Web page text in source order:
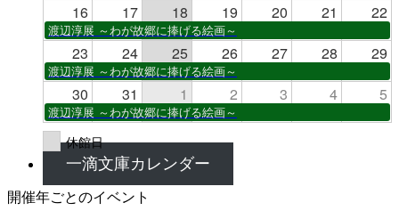
16 17 18 19 20 21 22
渡辺淳展 ～わが故郷に捧げる絵画～
23 24 25 26 27 28 29
渡辺淳展 ～わが故郷に捧げる絵画～
30 31 1 2 3 4 5
渡辺淳展 ～わが故郷に捧げる絵画～
休館日
一滴文庫カレンダー
開催年ごとのイベント